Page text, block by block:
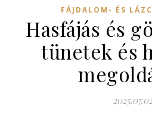
FÁJDALOM- ÉS
Hasfájás és
tünetek és